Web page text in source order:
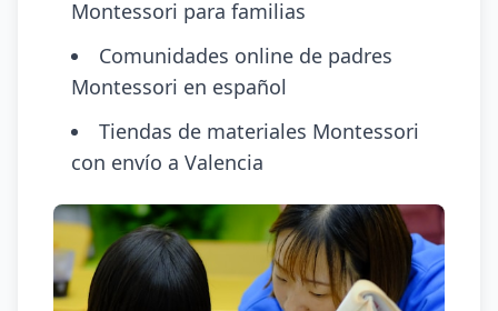
Montessori para familias
Comunidades online de padres
Montessori en español
Tiendas de materiales Montessori
con envío a Valencia